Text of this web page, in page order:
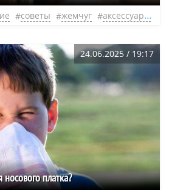
советы жемчуг аксессуары
24.06.2025 / 19:17
платка?